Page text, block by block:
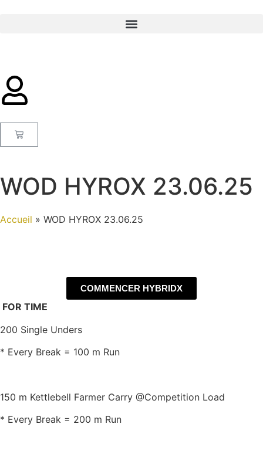
WOD HYROX 23.06.25
Accueil » WOD HYROX 23.06.25
COMMENCER HYBRIDX
FOR TIME
200 Single Unders
* Every Break = 100 m Run
150 m Kettlebell Farmer Carry @Competition Load
* Every Break = 200 m Run